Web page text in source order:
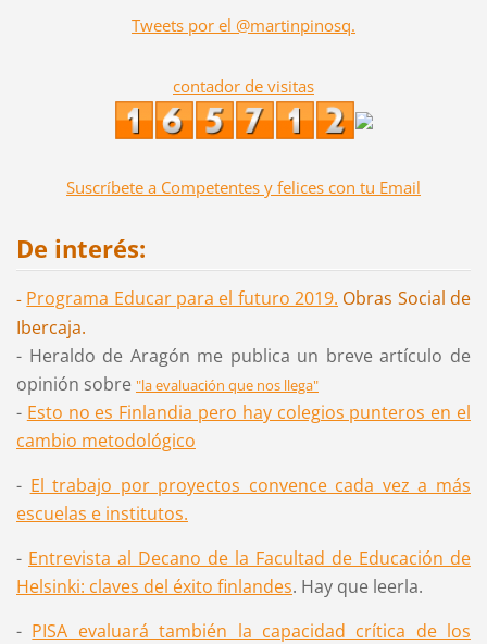
Tweets por el @martinpinosq.
contador de visitas
Suscríbete a Competentes y felices con tu Email
De interés:
- Programa Educar para el futuro 2019. Obras Social de
Ibercaja.
- Heraldo de Aragón me publica un breve artículo de
opinión sobre "la evaluación que nos llega"
- Esto no es Finlandia pero hay colegios punteros en el
cambio metodológico
- El trabajo por proyectos convence cada vez a más
escuelas e institutos.
- Entrevista al Decano de la Facultad de Educación de
Helsinki: claves del éxito finlandes. Hay que leerla.
- PISA evaluará también la capacidad crítica de los